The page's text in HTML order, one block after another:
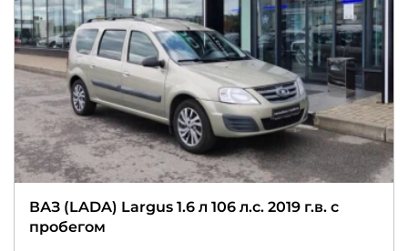
ВАЗ (LADA) Largus 1.6 л 106 л.с. 2019 г.в. с
пробегом